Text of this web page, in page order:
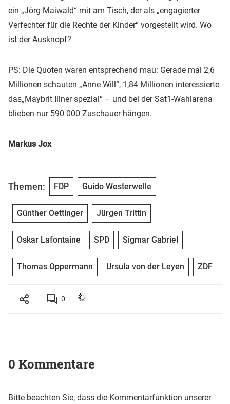
ein „Jörg Maiwald“ mit am Tisch, der als „engagierter
Verfechter für die Rechte der Kinder“ vorgestellt wird. Wo
ist der Ausknopf?
PS: Die Quoten waren entsprechend mau: Gerade mal 2,6
Millionen schauten „Anne Will“, 1,84 Millionen interessierte
das„Maybrit Illner spezial“ – und bei der Sat1-Wahlarena
blieben nur 590 000 Zuschauer hängen.
Markus Jox
Themen: FDP Guido Westerwelle
Günther Oettinger Jürgen Trittin
Oskar Lafontaine SPD Sigmar Gabriel
Thomas Oppermann Ursula von der Leyen ZDF
0
0 Kommentare
Bitte beachten Sie, dass die Kommentarfunktion unserer